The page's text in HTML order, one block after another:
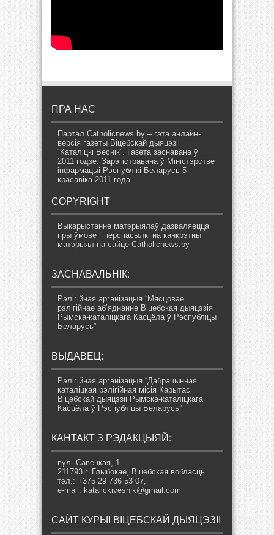
ПРА НАС
Партал Catholicnews.by – гэта анлайн-
версія газеты Віцебскай дыяцэзіі
“Каталіцкі Веснік”. Газета заснавана ў
2011 годзе. Зарэгістравана ў Міністэрстве
інфармацыі Рэспублікі Беларусь 5
красавіка 2011 года.
COPYRIGHT
Выкарыстанне матэрыялаў дазваляецца
пры ўмове гіперспасылкі на канкрэтны
матэрыял на сайце Catholicnews.by
ЗАСНАВАЛЬНІК:
Рэлігійная арганізацыя “Мясцовае
рэлігійнае аб’яднанне Віцебская дыяцэзія
Рымска-каталіцкага Касцёла ў Рэспубліцы
Беларусь”
ВЫДАВЕЦ:
Рэлігійная арганізацыя “Дабрачынная
каталіцкая рэлігійная місія Карытас
Віцебскай дыяцэзіі Рымска-каталіцкага
Касцёла ў Рэспубліцы Беларусь”
КАНТАКТ З РЭДАКЦЫЯЙ:
вул. Савецкая, 1
211793 г. Глыбокае, Віцебская вобласць
тэл.: +375 29 736 53 07,
e-mail: katalickivesnik@gmail.com
САЙТ КУРЫІ ВІЦЕБСКАЙ ДЫЯЦЭЗІІ